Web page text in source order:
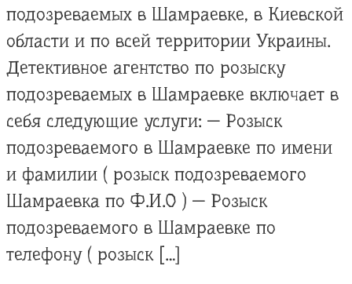
подозреваемых в Шамраевке, в Киевской
области и по всей территории Украины.
Детективное агентство по розыску
подозреваемых в Шамраевке включает в
себя следующие услуги: — Розыск
подозреваемого в Шамраевке по имени
и фамилии ( розыск подозреваемого
Шамраевка по Ф.И.О ) — Розыск
подозреваемого в Шамраевке по
телефону ( розыск […]